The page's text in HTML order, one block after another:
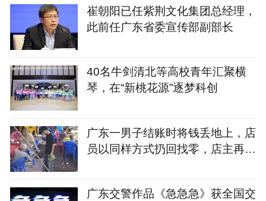
崔朝阳已任紫荆文化集团总经理，
此前任广东省委宣传部副部长
40名牛剑清北等高校青年汇聚横
琴，在“新桃花源”逐梦科创
广东一男子结账时将钱丢地上，店
员以同样方式扔回找零，店主再发
广东交警作品《急急急》获全国交